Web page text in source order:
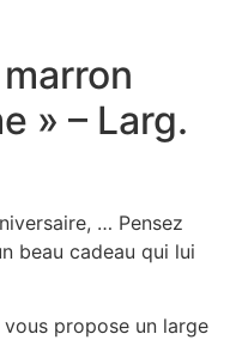
» – Larg.
… Pensez
beau cadeau qui lui
vous propose un large